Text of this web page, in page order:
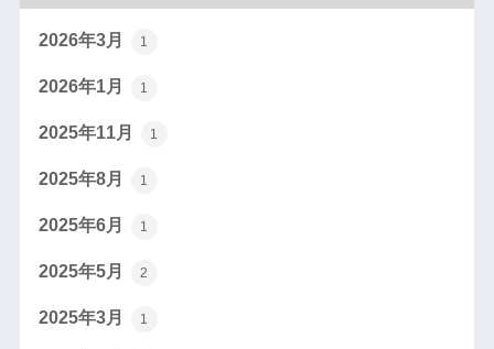
2026年3月 1
2026年1月 1
2025年11月 1
2025年8月 1
2025年6月 1
2025年5月 2
2025年3月 1